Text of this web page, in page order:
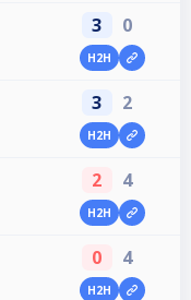
3 0
H2H
3 2
H2H
2 4
H2H
0 4
H2H